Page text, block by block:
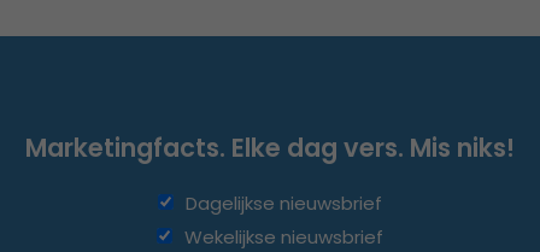
Marketingfacts. Elke dag vers. Mis niks!
Dagelijkse nieuwsbrief
Wekelijkse nieuwsbrief